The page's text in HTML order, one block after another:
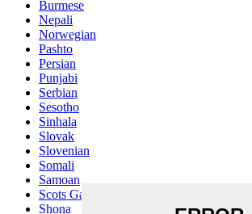
Burmese
Nepali
Norwegian
Pashto
Persian
Punjabi
Serbian
Sesotho
Sinhala
Slovak
Slovenian
Somali
Samoan
Scots Gaelic
Shona